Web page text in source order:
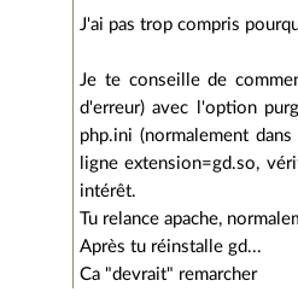
J'ai pas trop compris
Je te conseille de
d'erreur) avec l'option
php.ini (normalement
ligne extension=gd.so,
intérêt.
Tu relance apache,
Après tu réinstalle gd...
Ca "devrait" remarcher